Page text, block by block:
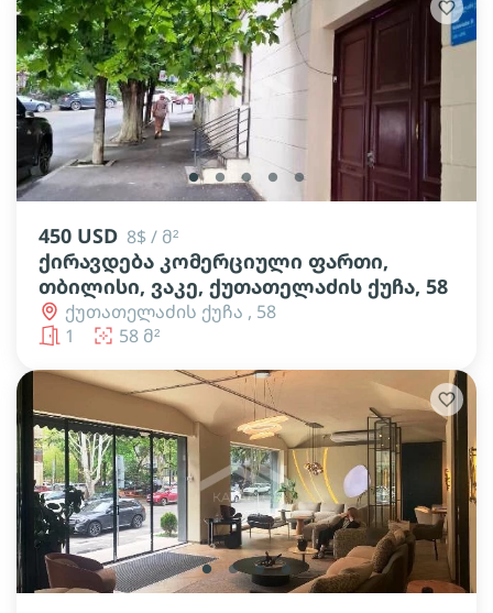
lens lens lens lens lens
450 USD 8$ / მ²
ქირავდება კომერციული ფართი,
თბილისი, ვაკე, ქუთათელაძის ქუჩა, 58
ქუთათელაძის ქუჩა , 58
1
58 მ²
lens lens lens lens